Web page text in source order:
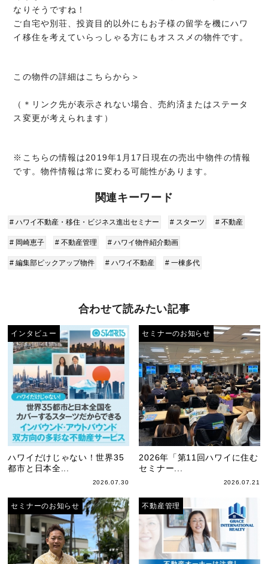
なりそうですね！
ご自宅や別荘、投資目的以外にもお子様の留学を機にハワ
イ移住を考えていらっしゃる方にもオススメの物件です。
この物件の詳細はこちらから＞
（＊リンク先が表示されない場合、売約済またはステータ
ス変更が考えられます）
※こちらの情報は2019年1月17日現在の売出中物件の情報
です。物件情報は常に変わる可能性があります。
関連キーワード
# ハワイ不動産・移住・ビジネス進出セミナー # スターツ # 不動産
# 岡崎恵子 # 不動産管理 # ハワイ物件紹介動画
# 編集部ピックアップ物件 # ハワイ不動産 # 一棟多代
合わせて読みたい記事
インタビュー
ハワイだけじゃない！世界35
都市と日本全...
2026.07.30
セミナーのお知らせ
2026年「第11回ハワイに住む
セミナー...
2026.07.21
セミナーのお知らせ 不動産管理